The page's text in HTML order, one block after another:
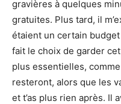
gravières à quelques
gratuites. Plus tard, il
étaient un certain
fait le choix de garder
plus essentielles,
resteront, alors que les
et t’as plus rien après. Il